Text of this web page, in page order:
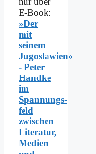
E-Book:
»Der
mit
seinem
Jugoslawien«
- Peter
Handke
im
Spannungs­
feld
zwischen
Literatur,
Medien